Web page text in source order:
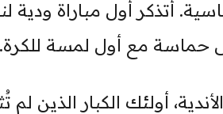
أتذكر أول مباراة
حماسة مع أول لمسة للكرة.
أولئك الكبار